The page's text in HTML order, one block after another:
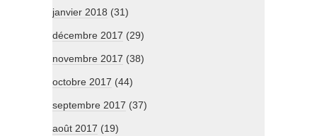
janvier 2018 (31)
décembre 2017 (29)
novembre 2017 (38)
octobre 2017 (44)
septembre 2017 (37)
août 2017 (19)